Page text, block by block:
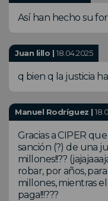
Así han hecho su
Juan lillo |18.04.2025
q bien q la justicia
Manuel Rodríguez |
Gracias a CIPER
sanción (?) de una
millones!!??
robar, por años,
millones, mientras
paga!!!???